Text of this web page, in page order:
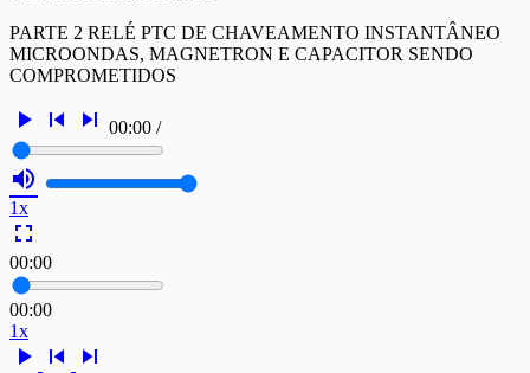
PARTE 2 RELÉ PTC DE CHAVEAMENTO INSTANTÂNEO
MICROONDAS, MAGNETRON E CAPACITOR SENDO
COMPROMETIDOS
play_arrow skip_previous skip_next 00:00 /
volume_up
1x
fullscreen
00:00
00:00
1x
play_arrow skip_previous
skip_next